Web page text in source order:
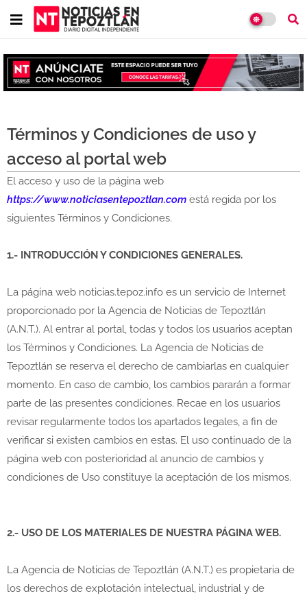
Términos y Condiciones de uso y
acceso al portal web
El acceso y uso de la página web
https://www.noticiasentepoztlan.com está regida por los
siguientes Términos y Condiciones.
1.- INTRODUCCIÓN Y CONDICIONES GENERALES.
La página web noticias.tepoz.info es un servicio de Internet
proporcionado por la Agencia de Noticias de Tepoztlán
(A.N.T.). Al entrar al portal, todas y todos los usuarios aceptan
los Términos y Condiciones. La Agencia de Noticias de
Tepoztlán se reserva el derecho de cambiarlas en cualquier
momento. En caso de cambio, los cambios pararán a formar
parte de las presentes condiciones. Recae en los usuarios
revisar regularmente todos los apartados legales, a fin de
verificar si existen cambios en estas. El uso continuado de la
página web con posterioridad al anuncio de cambios y
condiciones de Uso constituye la aceptación de los mismos.
2.- USO DE LOS MATERIALES DE NUESTRA PÁGINA WEB.
La Agencia de Noticias de Tepoztlán (A.N.T.) es propietaria de
los derechos de explotación intelectual, industrial y de